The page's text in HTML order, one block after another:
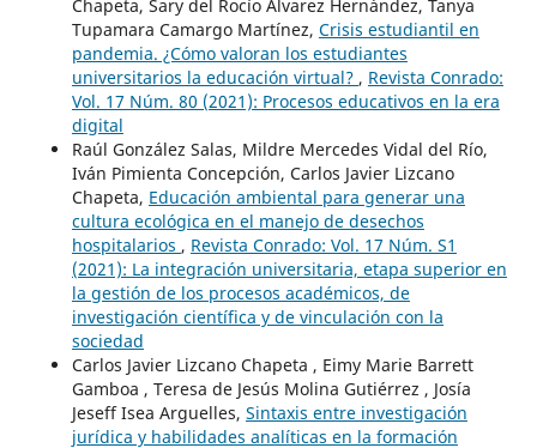
Chapeta, Sary del Rocío Álvarez Hernández, Tanya
Tupamara Camargo Martínez, Crisis estudiantil en
pandemia. ¿Cómo valoran los estudiantes
universitarios la educación virtual? , Revista Conrado:
Vol. 17 Núm. 80 (2021): Procesos educativos en la era
digital
Raúl González Salas, Mildre Mercedes Vidal del Río,
Iván Pimienta Concepción, Carlos Javier Lizcano
Chapeta, Educación ambiental para generar una
cultura ecológica en el manejo de desechos
hospitalarios , Revista Conrado: Vol. 17 Núm. S1
(2021): La integración universitaria, etapa superior en
la gestión de los procesos académicos, de
investigación científica y de vinculación con la
sociedad
Carlos Javier Lizcano Chapeta , Eimy Marie Barrett
Gamboa , Teresa de Jesús Molina Gutiérrez , Josía
Jeseff Isea Arguelles, Sintaxis entre investigación
jurídica y habilidades analíticas en la formación